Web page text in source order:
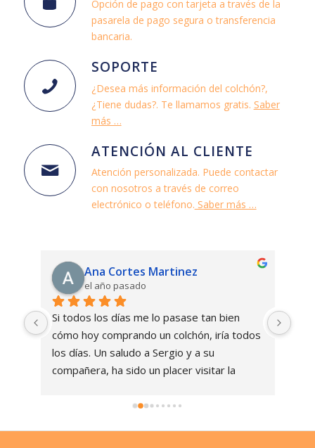
Opción de pago con tarjeta a través de la
pasarela de pago segura o transferencia
bancaria.
SOPORTE
¿Desea más información del colchón?,
¿Tiene dudas?. Te llamamos gratis. Saber
más …
ATENCIÓN AL CLIENTE
Atención personalizada. Puede contactar
con nosotros a través de correo
electrónico o teléfono. Saber más …
Ana Cortes Martinez
el año pasado
Si todos los días me lo pasase tan bien
cómo hoy comprando un colchón, iría todos
los días. Un saludo a Sergio y a su
compañera, ha sido un placer visitar la